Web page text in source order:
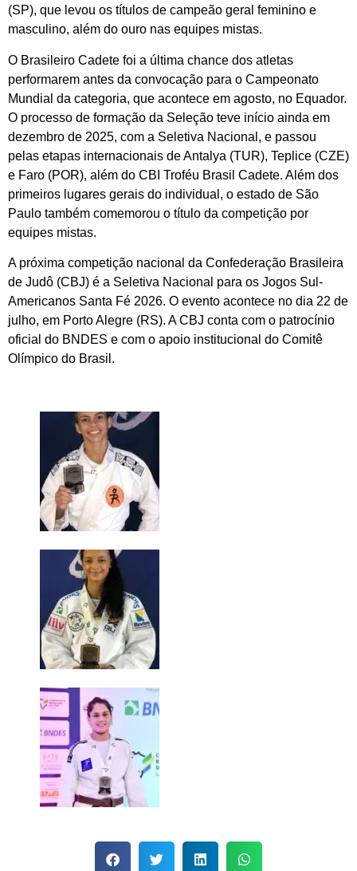
(SP), que levou os títulos de campeão geral feminino e
masculino, além do ouro nas equipes mistas.
O Brasileiro Cadete foi a última chance dos atletas
performarem antes da convocação para o Campeonato
Mundial da categoria, que acontece em agosto, no Equador.
O processo de formação da Seleção teve início ainda em
dezembro de 2025, com a Seletiva Nacional, e passou
pelas etapas internacionais de Antalya (TUR), Teplice (CZE)
e Faro (POR), além do CBI Troféu Brasil Cadete. Além dos
primeiros lugares gerais do individual, o estado de São
Paulo também comemorou o título da competição por
equipes mistas.
A próxima competição nacional da Confederação Brasileira
de Judô (CBJ) é a Seletiva Nacional para os Jogos Sul-
Americanos Santa Fé 2026. O evento acontece no dia 22 de
julho, em Porto Alegre (RS). A CBJ conta com o patrocínio
oficial do BNDES e com o apoio institucional do Comitê
Olímpico do Brasil.